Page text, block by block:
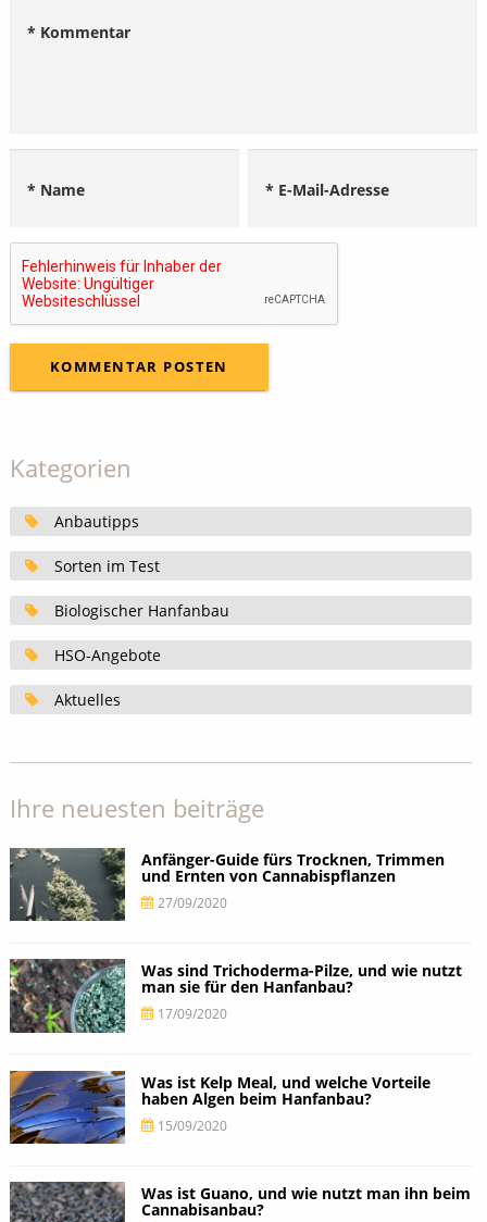
* Kommentar
* Name * E-Mail-Adresse
Kategorien
Anbautipps
Sorten im Test
Biologischer Hanfanbau
HSO-Angebote
Aktuelles
Ihre neuesten beiträge
Anfänger-Guide fürs Trocknen, Trimmen
und Ernten von Cannabispflanzen
27/09/2020
Was sind Trichoderma-Pilze, und wie nutzt
man sie für den Hanfanbau?
17/09/2020
Was ist Kelp Meal, und welche Vorteile
haben Algen beim Hanfanbau?
15/09/2020
Was ist Guano, und wie nutzt man ihn beim
Cannabisanbau?